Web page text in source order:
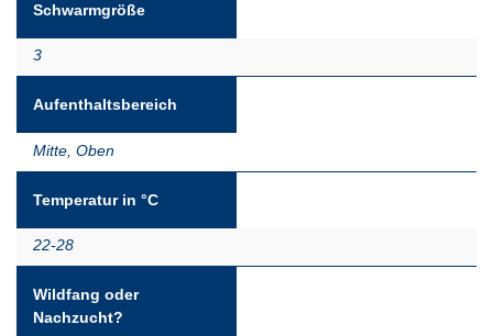
Schwarmgröße
3
Aufenthaltsbereich
Mitte Oben
Temperatur in °C
22-28
Wildfang oder
Nachzucht?